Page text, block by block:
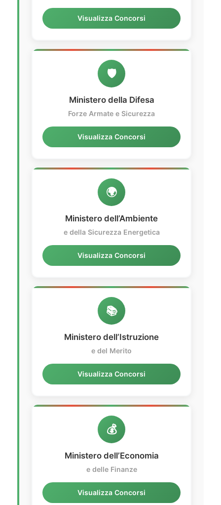
Visualizza Concorsi
🛡️
Ministero della Difesa
Forze Armate e Sicurezza
Visualizza Concorsi
🌍
Ministero dell’Ambiente
e della Sicurezza Energetica
Visualizza Concorsi
📚
Ministero dell’Istruzione
e del Merito
Visualizza Concorsi
💰
Ministero dell’Economia
e delle Finanze
Visualizza Concorsi